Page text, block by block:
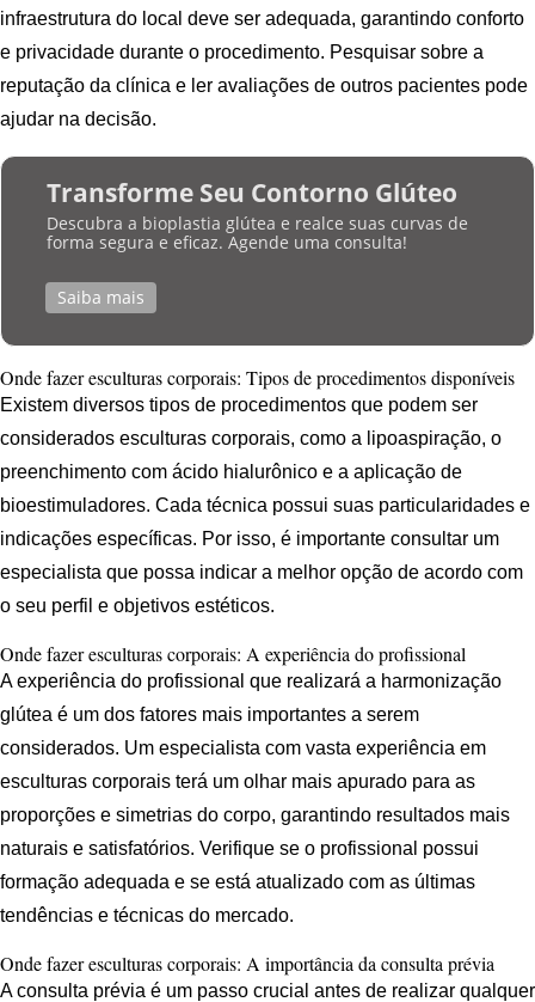
infraestrutura do local deve ser adequada, garantindo conforto
e privacidade durante o procedimento. Pesquisar sobre a
reputação da clínica e ler avaliações de outros pacientes pode
ajudar na decisão.
Transforme Seu Contorno Glúteo
Descubra a bioplastia glútea e realce suas curvas de
forma segura e eficaz. Agende uma consulta!
Saiba mais
Onde fazer esculturas corporais: Tipos de procedimentos disponíveis
Existem diversos tipos de procedimentos que podem ser
considerados esculturas corporais, como a lipoaspiração, o
preenchimento com ácido hialurônico e a aplicação de
bioestimuladores. Cada técnica possui suas particularidades e
indicações específicas. Por isso, é importante consultar um
especialista que possa indicar a melhor opção de acordo com
o seu perfil e objetivos estéticos.
Onde fazer esculturas corporais: A experiência do profissional
A experiência do profissional que realizará a harmonização
glútea é um dos fatores mais importantes a serem
considerados. Um especialista com vasta experiência em
esculturas corporais terá um olhar mais apurado para as
proporções e simetrias do corpo, garantindo resultados mais
naturais e satisfatórios. Verifique se o profissional possui
formação adequada e se está atualizado com as últimas
tendências e técnicas do mercado.
Onde fazer esculturas corporais: A importância da consulta prévia
A consulta prévia é um passo crucial antes de realizar qualquer